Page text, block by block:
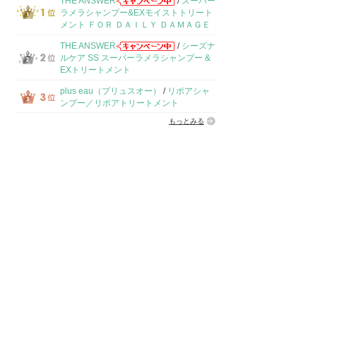
ラメラシャンプー&EXモイストトリート
メント ＦＯＲ ＤＡＩＬＹ ＤＡＭＡＧＥ
THE ANSWER / シーズナ
ルケア SS スーパーラメラシャンプー &
EXトリートメント
plus eau（プリュスオー） / リポアシャ
ンプー／リポアトリートメント
もっとみる